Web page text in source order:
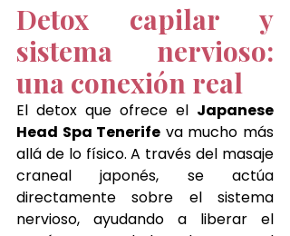
Detox capilar y
sistema nervioso:
una conexión real
El detox que ofrece el Japanese
Head Spa Tenerife va mucho más
allá de lo físico. A través del masaje
craneal japonés, se actúa
directamente sobre el sistema
nervioso, ayudando a liberar el